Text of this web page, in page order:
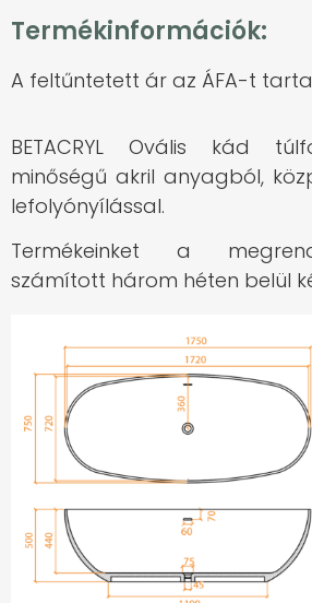
Termékinformációk:
A feltűntetett ár az ÁFA-t
BETACRYL Ovális kád
minőségű akril anyagból,
lefolyónyílással.
Termékeinket a
számított három héten belül